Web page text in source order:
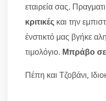
εταιρεία σας.
κριτικές και την
ένστικτό μας βγήκε
τιμολόγιο. Μπράβο
Πέπη και Τζοβάνι,